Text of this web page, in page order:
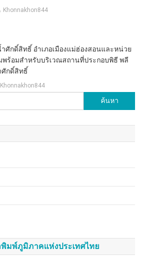
Khonnakhon844
ศักดิ์สิทธิ์ อำเภอเมืองแม่ฮ่องสอนและหน่วย
พร้อมสำหรับบริเวณสถานที่ประกอบพิธี พลี
ศักดิ์สิทธิ์
Khonnakhon844
สำหรับ:
มพ์ภูมิภาคแห่งประเทศไทย